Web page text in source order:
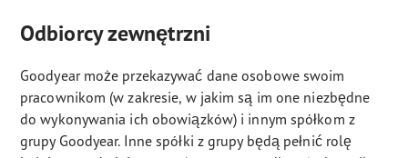
Odbiorcy zewnętrzni
Goodyear może przekazywać dane osobowe swoim
pracownikom (w zakresie, w jakim są im one niezbędne
do wykonywania ich obowiązków) i innym spółkom z
grupy Goodyear. Inne spółki z grupy będą pełnić rolę